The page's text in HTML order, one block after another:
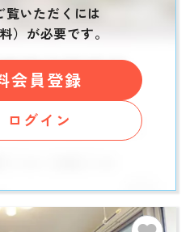
覧いただくには
）が必要です。
会員登録
ログイン